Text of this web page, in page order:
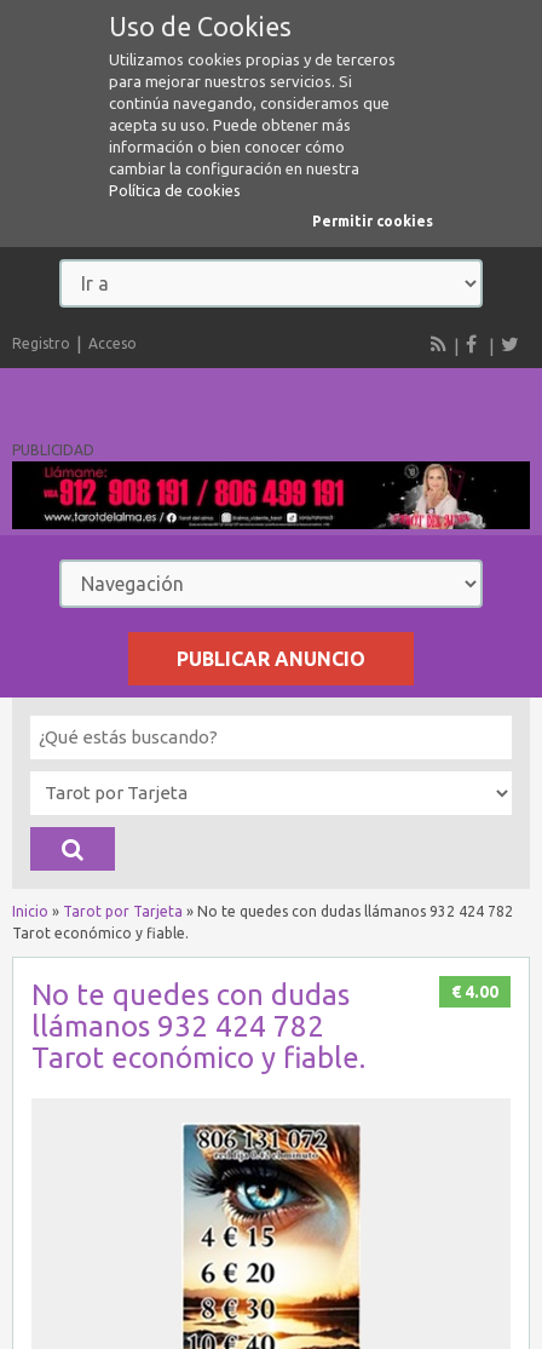
Uso de Cookies
Utilizamos cookies propias y de terceros
para mejorar nuestros servicios. Si
continúa navegando, consideramos que
acepta su uso. Puede obtener más
información o bien conocer cómo
cambiar la configuración en nuestra
Política de cookies
Permitir cookies
Registro Acceso
PUBLICIDAD
PUBLICAR ANUNCIO
Inicio » Tarot por Tarjeta » No te quedes con dudas llámanos 932 424 782
Tarot económico y fiable.
€ 4.00
No te quedes con dudas
llámanos 932 424 782
Tarot económico y fiable.